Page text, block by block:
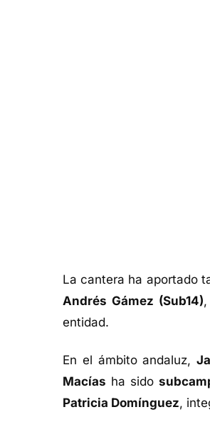
La cantera ha aportado
Andrés Gámez (Sub14)
entidad.
En el ámbito andaluz,
Macías ha sido
Patricia Domínguez,